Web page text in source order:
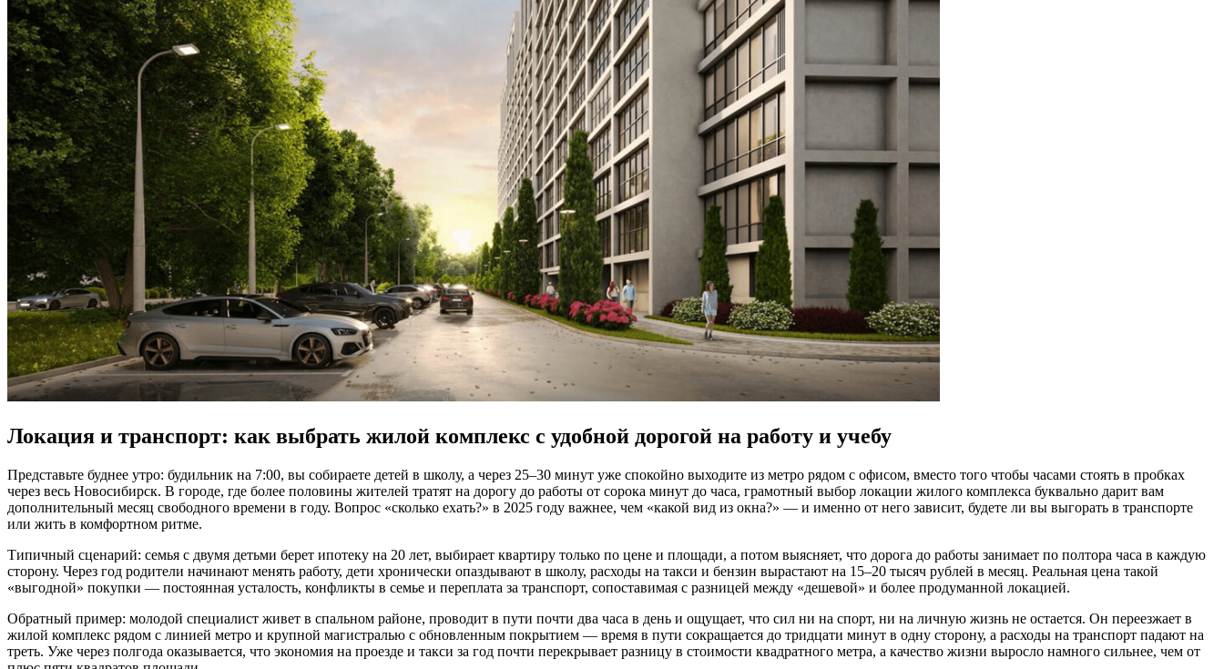
Локация и транспорт: как выбрать жилой комплекс с удобной дорогой на работу и учебу
Представьте буднее утро: будильник на 7:00, вы собираете детей в школу, а через 25–30 минут уже спокойно выходите из метро рядом с офисом, вместо того чтобы часами стоять в пробках
через весь Новосибирск. В городе, где более половины жителей тратят на дорогу до работы от сорока минут до часа, грамотный выбор локации жилого комплекса буквально дарит вам
дополнительный месяц свободного времени в году. Вопрос «сколько ехать?» в 2025 году важнее, чем «какой вид из окна?» — и именно от него зависит, будете ли вы выгорать в транспорте
или жить в комфортном ритме.
Типичный сценарий: семья с двумя детьми берет ипотеку на 20 лет, выбирает квартиру только по цене и площади, а потом выясняет, что дорога до работы занимает по полтора часа в каждую
сторону. Через год родители начинают менять работу, дети хронически опаздывают в школу, расходы на такси и бензин вырастают на 15–20 тысяч рублей в месяц. Реальная цена такой
«выгодной» покупки — постоянная усталость, конфликты в семье и переплата за транспорт, сопоставимая с разницей между «дешевой» и более продуманной локацией.
Обратный пример: молодой специалист живет в спальном районе, проводит в пути почти два часа в день и ощущает, что сил ни на спорт, ни на личную жизнь не остается. Он переезжает в
жилой комплекс рядом с линией метро и крупной магистралью с обновленным покрытием — время в пути сокращается до тридцати минут в одну сторону, а расходы на транспорт падают на
треть. Уже через полгода оказывается, что экономия на проезде и такси за год почти перекрывает разницу в стоимости квадратного метра, а качество жизни выросло намного сильнее, чем от